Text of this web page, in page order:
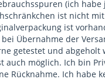
(ich habe
ist nicht
ist
Übernahme der
getestet und abgeholt
auch möglich. Ich bin
Rücknahme. Ich habe